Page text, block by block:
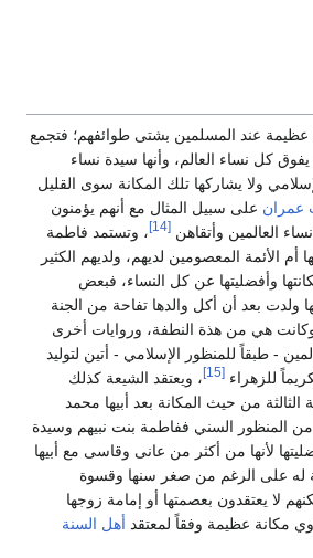
عند المسلمين بشتى طوائفهم؛ فتجمع
كل نساء العالم، وأنها سيدة نساء
ولا يشاركها تلك المكانة سوى القليل
عمران على سبيل المثال مع أنهم يؤمنون
العالمين وأتقاهن [14]
، وتستمد فاطمة
أم الأئمة المعصومين لديهم، ولديهم الكثير
وأفضليتها عن كل النساء، فبعض
ولدت بعد أن أكل والدها تفاحة من الجنة
هي من هذة النطفة، وروايات أخرى
- طبقاً للمنظور الإسلامي - أتين لتوليد
للزهراء [15]
، ويعتقد الشيعة كذلك
من حيث المكانة بعد أبيها محمد
المنظور السني ففاطمة بنت نبيهم وسيدة
لأنها من أكثر من عانى وقاسى مع أبيها
له على الرغم من صغر سنها وقسوة
لا يعتقدون بعصمتها أو إمامة زوجها
مكانة عظيمة وفقاً لمعتقد أهل السنة